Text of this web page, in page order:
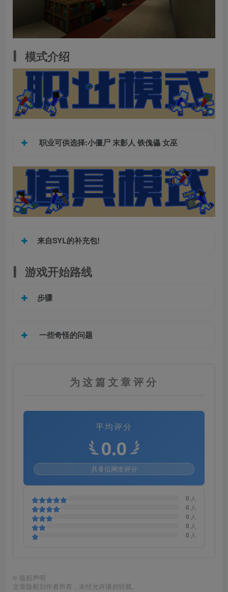
模式介绍
职业可供选择:小僵尸 末影人 铁傀儡 女巫
来自SYL的补充包!
游戏开始路线
步骤
一些奇怪的问题
为这篇文章评分
平均评分
0.0
共 0位网友评分
0 人
0 人
0 人
0 人
0 人
© 版权声明
文章版权归作者所有，未经允许请勿转载。